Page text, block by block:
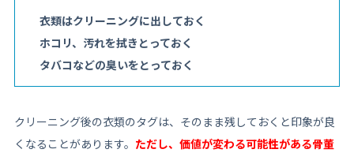
衣類はクリーニングに出しておく
ホコリ、汚れを拭きとっておく
タバコなどの臭いをとっておく
クリーニング後の衣類のタグは、そのまま残しておくと印象が良
くなることがあります。 ただし、価値が変わる可能性がある骨董